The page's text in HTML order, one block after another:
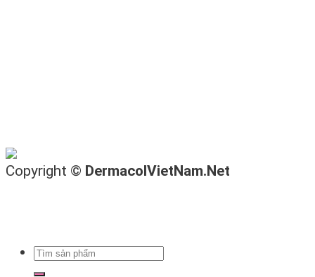
Copyright © DermacolVietNam.Net